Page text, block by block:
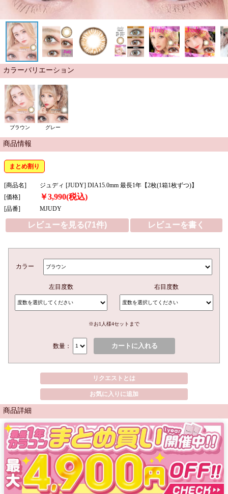
カラーバリエーション
ブラウン グレー
商品情報
まとめ割り
[商品名]
ジュディ [JUDY] DIA15.0mm 最長1年【2枚(1箱1枚ずつ)】
[価格]
￥3,990(税込)
[品番] MJUDY
レビューを見る(71件) レビューを書く
カラー
左目度数 右目度数
※お1人様4セットまで
数量： カートに入れる
リクエストとは
お気に入りに追加
商品詳細